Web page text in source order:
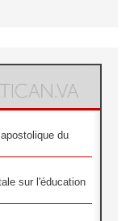
du
sur l'éducation